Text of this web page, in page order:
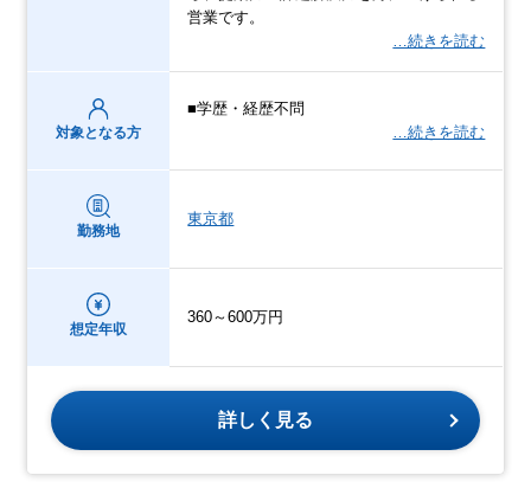
営業です。
…続きを読む
対象となる方
■学歴・経歴不問
…続きを読む
勤務地
東京都
想定年収
360～600万円
詳しく見る